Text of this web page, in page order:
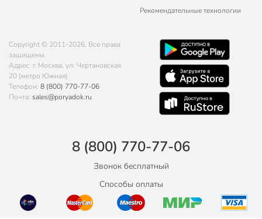
Рекомендательные технологии
Copyright © 2011-2026. Все права
защищены.
Адрес: г. Москва, ул. Чертановская
20 (метро Южная)
Телефон: 8 (800) 770-77-06
Почта: sales@poryadok.ru
8 (800) 770-77-06
Звонок бесплатный
Способы оплаты